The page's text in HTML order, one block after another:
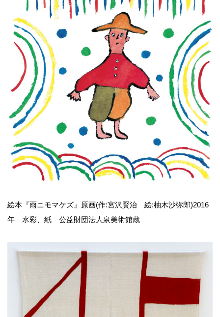
絵本『雨ニモマケズ』原画(作:宮沢賢治 絵:柚木沙弥郎)2016
年 水彩、紙 公益財団法人泉美術館蔵